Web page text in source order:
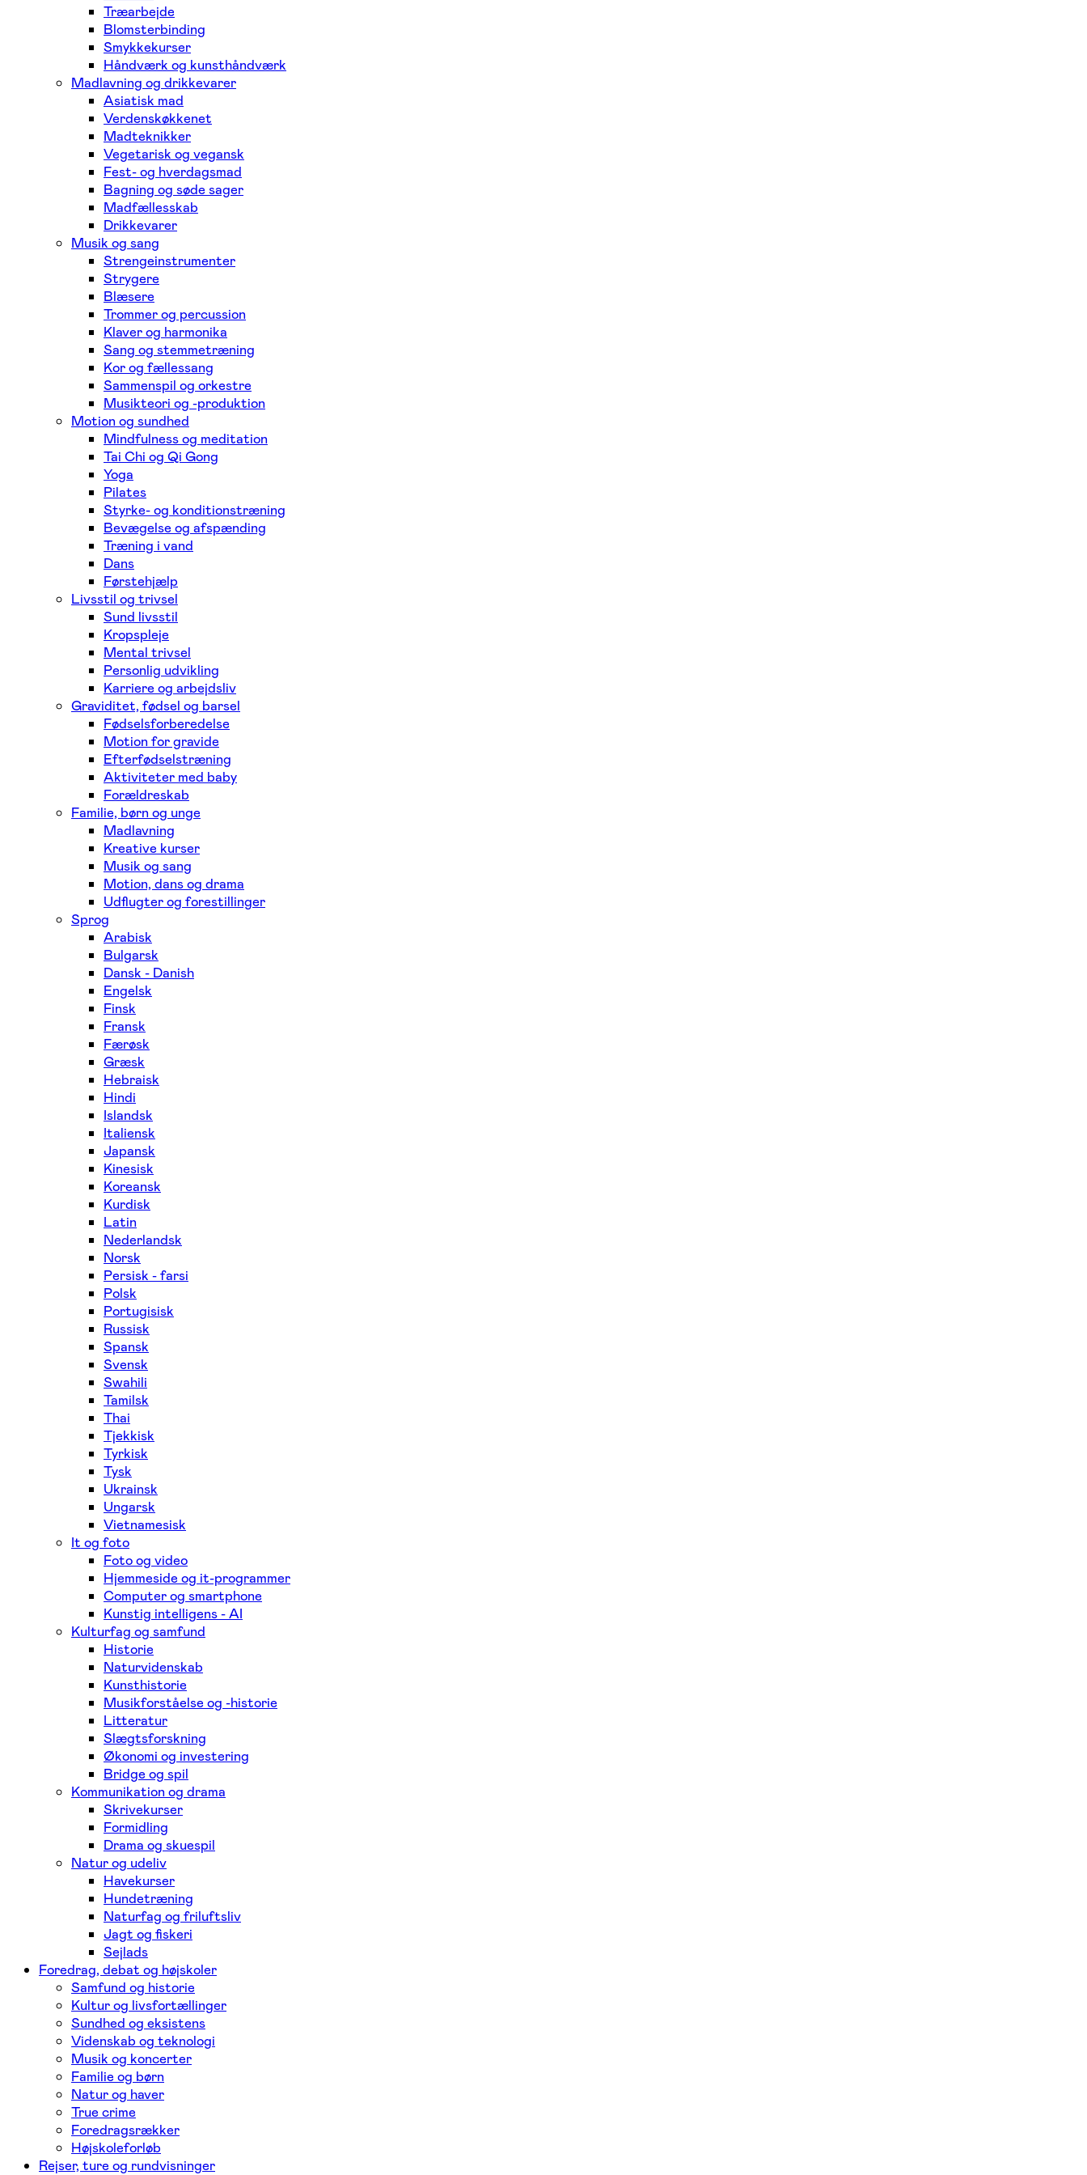
Træarbejde
Blomsterbinding
Smykkekurser
Håndværk og kunsthåndværk
Madlavning og drikkevarer
Asiatisk mad
Verdenskøkkenet
Madteknikker
Vegetarisk og vegansk
Fest- og hverdagsmad
Bagning og søde sager
Madfællesskab
Drikkevarer
Musik og sang
Strengeinstrumenter
Strygere
Blæsere
Trommer og percussion
Klaver og harmonika
Sang og stemmetræning
Kor og fællessang
Sammenspil og orkestre
Musikteori og -produktion
Motion og sundhed
Mindfulness og meditation
Tai Chi og Qi Gong
Yoga
Pilates
Styrke- og konditionstræning
Bevægelse og afspænding
Træning i vand
Dans
Førstehjælp
Livsstil og trivsel
Sund livsstil
Kropspleje
Mental trivsel
Personlig udvikling
Karriere og arbejdsliv
Graviditet, fødsel og barsel
Fødselsforberedelse
Motion for gravide
Efterfødselstræning
Aktiviteter med baby
Forældreskab
Familie, børn og unge
Madlavning
Kreative kurser
Musik og sang
Motion, dans og drama
Udflugter og forestillinger
Sprog
Arabisk
Bulgarsk
Dansk - Danish
Engelsk
Finsk
Fransk
Færøsk
Græsk
Hebraisk
Hindi
Islandsk
Italiensk
Japansk
Kinesisk
Koreansk
Kurdisk
Latin
Nederlandsk
Norsk
Persisk - farsi
Polsk
Portugisisk
Russisk
Spansk
Svensk
Swahili
Tamilsk
Thai
Tjekkisk
Tyrkisk
Tysk
Ukrainsk
Ungarsk
Vietnamesisk
It og foto
Foto og video
Hjemmeside og it-programmer
Computer og smartphone
Kunstig intelligens - AI
Kulturfag og samfund
Historie
Naturvidenskab
Kunsthistorie
Musikforståelse og -historie
Litteratur
Slægtsforskning
Økonomi og investering
Bridge og spil
Kommunikation og drama
Skrivekurser
Formidling
Drama og skuespil
Natur og udeliv
Havekurser
Hundetræning
Naturfag og friluftsliv
Jagt og fiskeri
Sejlads
Foredrag, debat og højskoler
Samfund og historie
Kultur og livsfortællinger
Sundhed og eksistens
Videnskab og teknologi
Musik og koncerter
Familie og børn
Natur og haver
True crime
Foredragsrækker
Højskoleforløb
Rejser, ture og rundvisninger